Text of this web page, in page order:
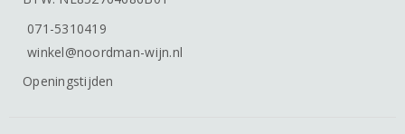
071-5310419
winkel@noordman-wijn.nl
Openingstijden